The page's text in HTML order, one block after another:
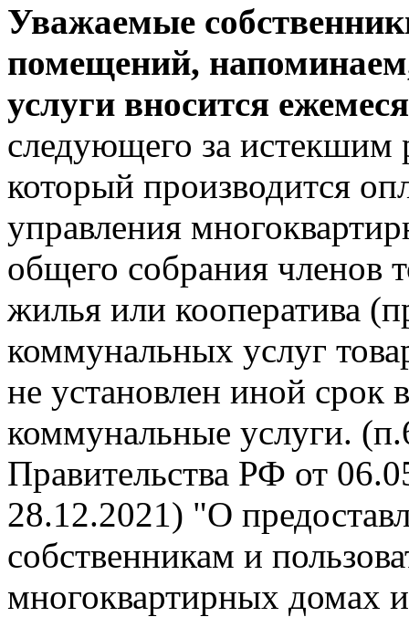
Уважаемые
помещений,
услуги вносится
следующего за истекшим
который производится
управления
общего собрания членов
жилья или кооператива
коммунальных услуг
не установлен иной срок
коммунальные услуги.
Правительства РФ от
28.12.2021) "О
собственникам и
многоквартирных